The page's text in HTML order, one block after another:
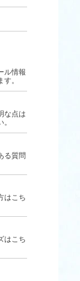
ル情報
。
な点は
る質問
はこち
はこち